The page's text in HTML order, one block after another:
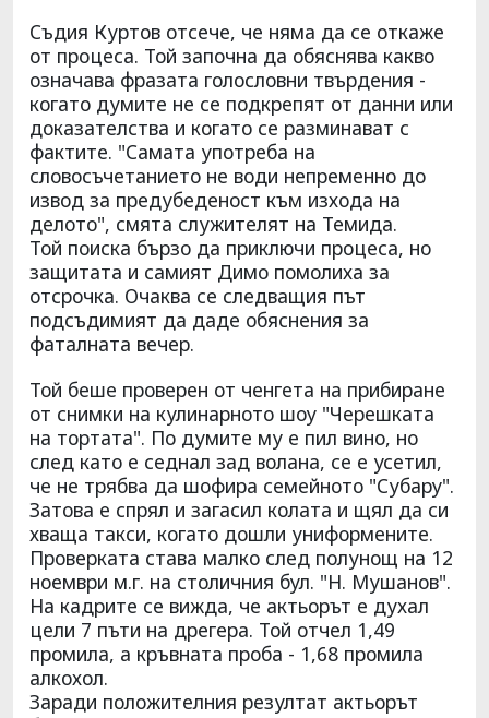
Съдия Куртов отсече, че няма да се откаже
от процеса. Той започна да обяснява какво
означава фразата голословни твърдения -
когато думите не се подкрепят от данни или
доказателства и когато се разминават с
фактите. "Самата употреба на
словосъчетанието не води непременно до
извод за предубеденост към изхода на
делото", смята служителят на Темида.
Той поиска бързо да приключи процеса, но
защитата и самият Димо помолиха за
отсрочка. Очаква се следващия път
подсъдимият да даде обяснения за
фаталната вечер.
Той беше проверен от ченгета на прибиране
от снимки на кулинарното шоу "Черешката
на тортата". По думите му е пил вино, но
след като е седнал зад волана, се е усетил,
че не трябва да шофира семейното "Субару".
Затова е спрял и загасил колата и щял да си
хваща такси, когато дошли униформените.
Проверката става малко след полунощ на 12
ноември м.г. на столичния бул. "Н. Мушанов".
На кадрите се вижда, че актьорът е духал
цели 7 пъти на дрегера. Той отчел 1,49
промила, а кръвната проба - 1,68 промила
алкохол.
Заради положителния резултат актьорът